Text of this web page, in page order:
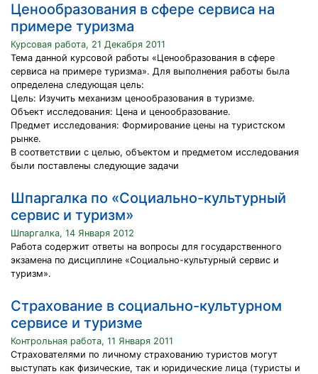
Ценообразования в сфере сервиса на
примере туризма
Курсовая работа, 21 Декабря 2011
Тема данной курсовой работы «Ценообразования в сфере
сервиса на примере туризма». Для выполнения работы была
определена следующая цель:
Цель: Изучить механизм ценообразования в туризме.
Объект исследования: Цена и ценообразование.
Предмет исследования: Формирование цены на туристском
рынке.
В соответствии с целью, объектом и предметом исследования
были поставлены следующие задачи
Шпаргалка по «Социально-культурный
сервис и туризм»
Шпаргалка, 14 Января 2012
Работа содержит ответы на вопросы для государственного
экзамена по дисциплине «Социально-культурный сервис и
туризм».
Страхование в социально-культурном
сервисе и туризме
Контрольная работа, 11 Января 2011
Страхователями по личному страхованию туристов могут
выступать как физические, так и юридические лица (туристы и